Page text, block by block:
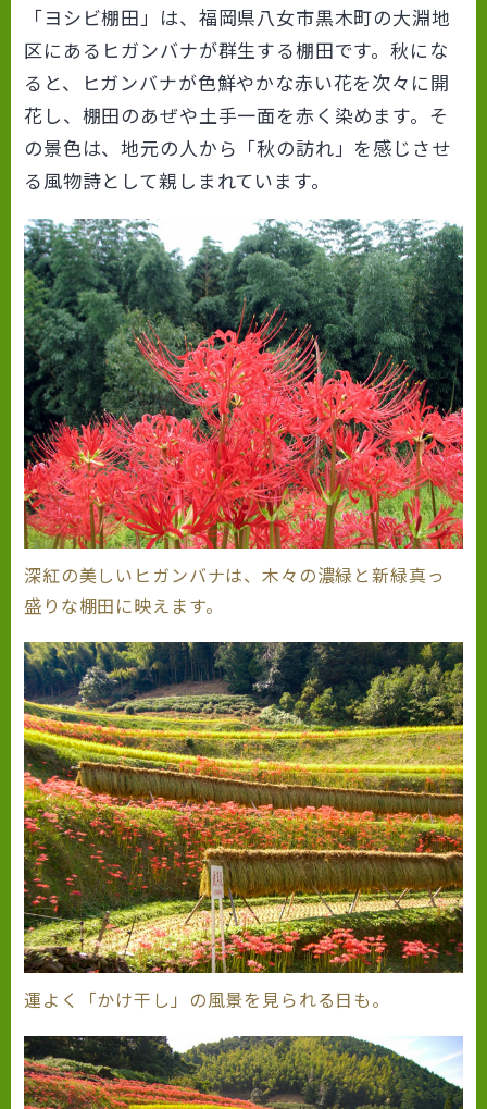
「ヨシビ棚田」は、福岡県八女市黒木町の大淵地
区にあるヒガンバナが群生する棚田です。秋にな
ると、ヒガンバナが色鮮やかな赤い花を次々に開
花し、棚田のあぜや土手一面を赤く染めます。そ
の景色は、地元の人から「秋の訪れ」を感じさせ
る風物詩として親しまれています。
深紅の美しいヒガンバナは、木々の濃緑と新緑真っ
盛りな棚田に映えます。
運よく「かけ干し」の風景を見られる日も。